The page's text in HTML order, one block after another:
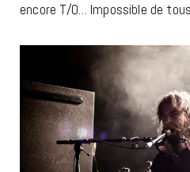
encore T/O… Impossible de